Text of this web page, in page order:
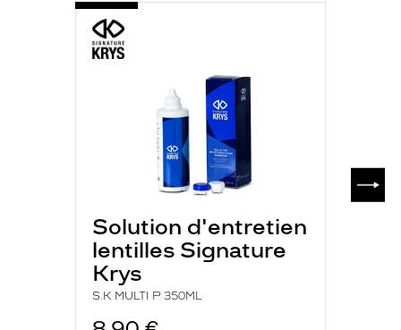
Solution d'entretien
lentilles Signature
Krys
S.K MULTI P 350ML
-
S.K
MULTI
350ML